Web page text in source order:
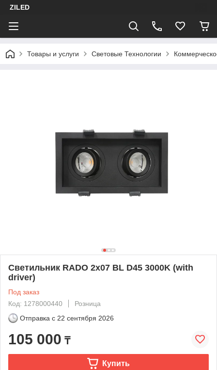
ZILED
Товары и услуги Световые Технологии
Светильник RADO 2x07 BL D45 3000K (with
driver)
Под заказ
Код: 1278000440
Розница
Отправка с 22 сентября 2026
105 000 ₸
Купить